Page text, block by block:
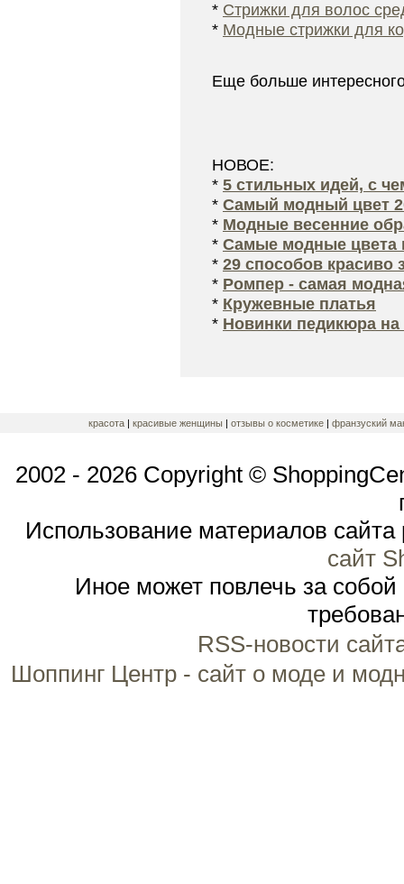
* Стрижки для волос
* Модные стрижки для
Еще больше
НОВОЕ:
* 5 стильных идей, с
* Самый модный цвет
* Модные весенние
* Самые модные цвета
* 29 способов красиво
* Ромпер - самая
* Кружевные платья
* Новинки педикюра
красота | красивые женщины | отзывы о косметике | франзуский
2002 - 2026 Copyright ©
Использование материалов
сайт
Иное может повлечь за
RSS-новости
Шоппинг Центр - сайт о моде и